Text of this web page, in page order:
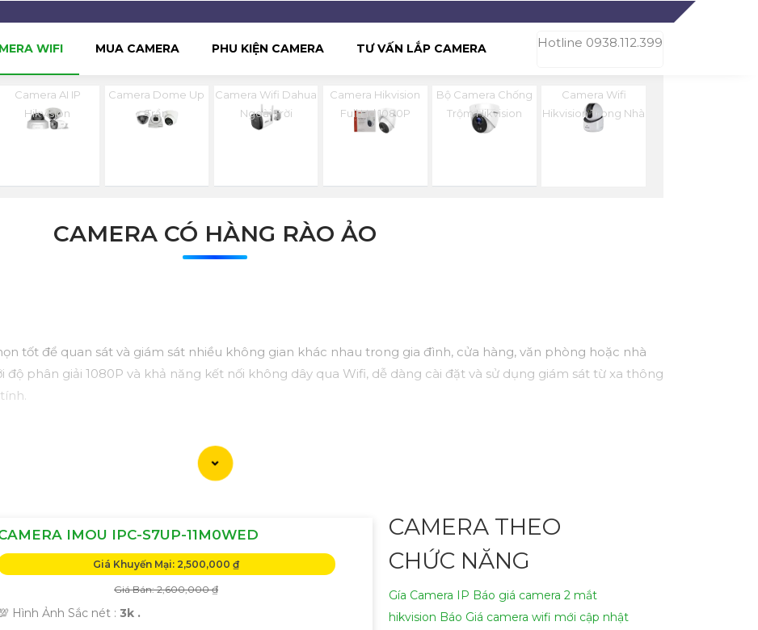
Hotline 0938.112.399
WIFI MUA CAMERA PHU KIỆN CAMERA TƯ VẤN LẮP CAMERA
Camera AI IP
Hikvision
Camera Dome Up
Trần
Camera Wifi Dahua
Ngoài Trời
Camera Hikvision
Full Hd 1080P
Bộ Camera Chống
Trộm Hikvision
Camera Wifi
Hikvision Trong Nhà
CAMERA CÓ HÀNG RÀO ẢO
tốt để quan sát và giám sát nhiều không gian khác nhau trong gia đình, cửa hàng, văn phòng hoặc nhà
độ phân giải 1080P và khả năng kết nối không dây qua Wifi, dễ dàng cài đặt và sử dụng giám sát từ xa thông
IMOU IPC-S7UP-11M0WED
Giá Khuyến Mại: 2,500,000 ₫
Giá Bán: 2,600,000 ₫
Hình Ảnh Sắc nét : 3k .
CAMERA THEO
CHỨC NĂNG
Gía Camera IP Báo giá camera 2 mắt
hikvision Báo Giá camera wifi mới cập nhật